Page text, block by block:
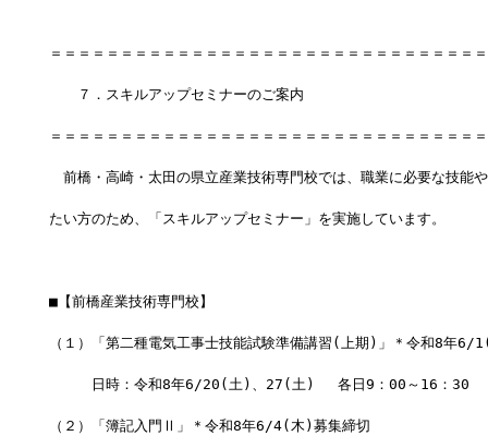
＝＝＝＝＝＝＝＝＝＝＝＝＝＝＝＝＝＝＝＝＝＝＝＝＝＝＝＝＝＝
７．スキルアップセミナーのご案内
＝＝＝＝＝＝＝＝＝＝＝＝＝＝＝＝＝＝＝＝＝＝＝＝＝＝＝＝＝＝
前橋・高崎・太田の県立産業技術専門校では、職業に必要な技能
たい方のため、「スキルアップセミナー」を実施しています。
■【前橋産業技術専門校】
（１）「第二種電気工事士技能試験準備講習(上期)」＊令和8年6/
日時：令和8年6/20(土)、27(土) 　各日9：00～16：30
（２）「簿記入門Ⅱ」＊令和8年6/4(木)募集締切